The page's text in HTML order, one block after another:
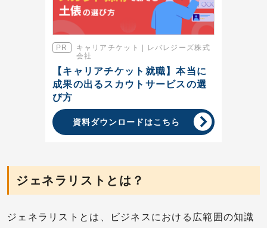
キャリアチケット | レバレジーズ株式
会社
【キャリアチケット就職】本当に
成果の出るスカウトサービスの選
び⽅
資料ダウンロードはこちら
ジェネラリストとは？
ジェネラリストとは、ビジネスにおける広範囲の知識